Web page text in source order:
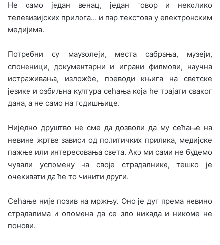
Не само један венац, један говор и неколико
телевизијских прилога… и пар текстова у електронским
медијима.
Потребни су маузолеји, места сабрања, музеји,
споненици, документарни и играни филмови, научна
истраживања, изложбе, преводи књига на светске
језике и озбиљна култура сећања која ће трајати сваког
дана, а не само на годишњице.
Ниједно друштво не сме да дозволи да му сећање на
невине жртве зависи од политичких прилика, медијске
пажње или интересовања света. Ако ми сами не будемо
чували успомену на своје страдалнике, тешко је
очекивати да ће то чинити други.
Сећање није позив на мржњу. Оно је дуг према невино
страдалима и опомена да се зло никада и никоме не
понови.